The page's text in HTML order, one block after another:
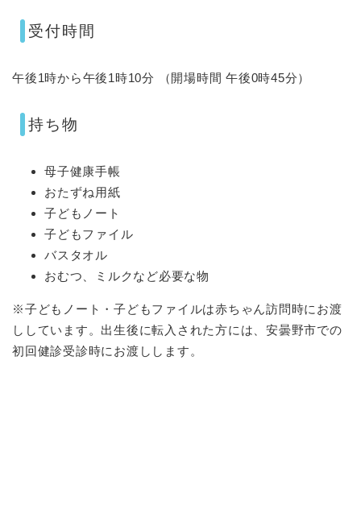
受付時間
午後1時から午後1時10分 （開場時間 午後0時45分）
持ち物
母子健康手帳
おたずね用紙
子どもノート
子どもファイル
バスタオル
おむつ、ミルクなど必要な物
※子どもノート・子どもファイルは赤ちゃん訪問時にお渡
ししています。出生後に転入された方には、安曇野市での
初回健診受診時にお渡しします。